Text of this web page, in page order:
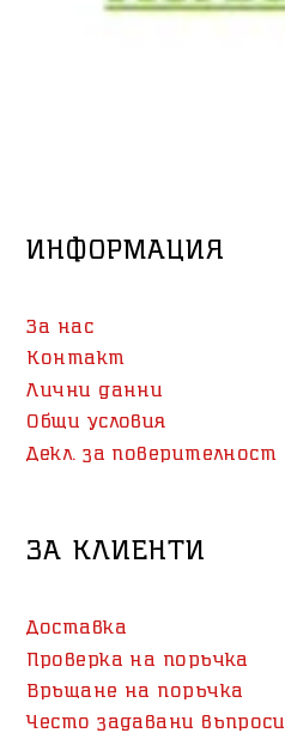
ИНФОРМАЦИЯ
За нас
Контакт
Лични данни
Общи условия
Декл. за поверителност
ЗА КЛИЕНТИ
Доставка
Проверка на поръчка
Връщане на поръчка
Често задавани въпроси